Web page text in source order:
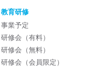
教育研修
事業予定
研修会（有料）
研修会（無料）
研修会（会員限定）